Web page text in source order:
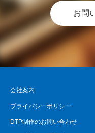
お問
会社案内
プライバシーポリシー
DTP制作のお問い合わせ